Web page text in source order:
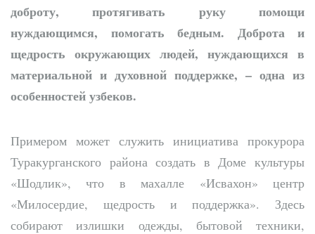
доброту, протягивать руку помощи
нуждающимся, помогать бедным. Доброта и
щедрость окружающих людей, нуждающихся в
материальной и духовной поддержке, – одна из
особенностей узбеков.
Примером может служить инициатива прокурора
Туракурганского района создать в Доме культуры
«Шодлик», что в махалле «Исвахон» центр
«Милосердие, щедрость и поддержка». Здесь
собирают излишки одежды, бытовой техники,